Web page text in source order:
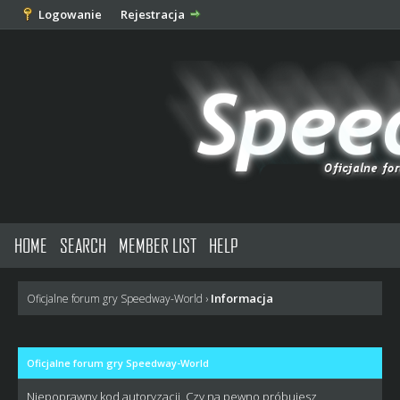
Logowanie Rejestracja
HOME SEARCH MEMBER LIST HELP
Oficjalne forum gry Speedway-World › Informacja
Oficjalne forum gry Speedway-World
Niepoprawny kod autoryzacji. Czy na pewno próbujesz